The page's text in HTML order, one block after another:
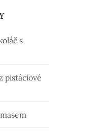
s
pistáciové